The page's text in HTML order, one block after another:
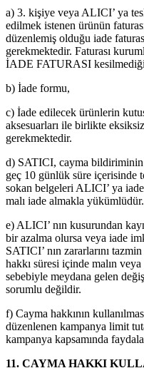
a) 3. kişiye veya ALICI’ ya
edilmek istenen ürünün
düzenlemiş olduğu iade
gerekmektedir. Faturası
İADE FATURASI kesilmediği
b) İade formu,
c) İade edilecek ürünlerin
aksesuarları ile birlikte
gerekmektedir.
d) SATICI, cayma bildiriminin
geç 10 günlük süre içerisinde
sokan belgeleri ALICI’ ya
malı iade almakla yükümlüdür.
e) ALICI’ nın kusurundan
bir azalma olursa veya iade
SATICI’ nın zararlarını
hakkı süresi içinde malın
sebebiyle meydana gelen
sorumlu değildir.
f) Cayma hakkının
düzenlenen kampanya limit
kampanya kapsamında
11. CAYMA HAKKI